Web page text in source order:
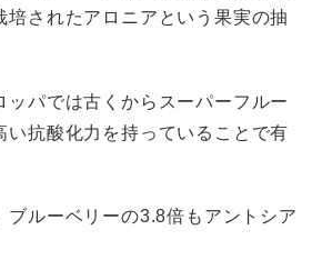
されたアロニアという果実の抽
ッパでは古くからスーパーフルー
い抗酸化力を持っていることで有
ブルーベリーの3.8倍もアントシア